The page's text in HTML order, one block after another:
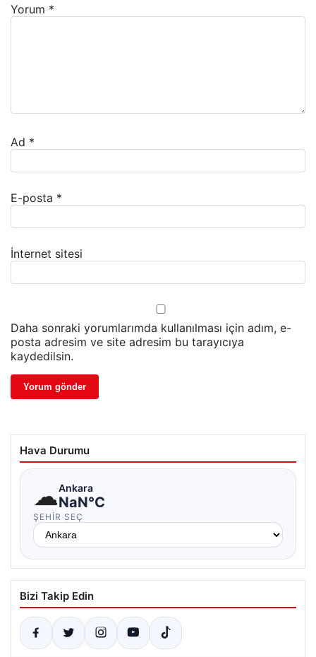
Yorum *
Ad *
E-posta *
İnternet sitesi
Daha sonraki yorumlarımda kullanılması için adım, e-
posta adresim ve site adresim bu tarayıcıya
kaydedilsin.
Hava Durumu
☁Ankara
NaN°C
ŞEHIR SEÇ
Bizi Takip Edin